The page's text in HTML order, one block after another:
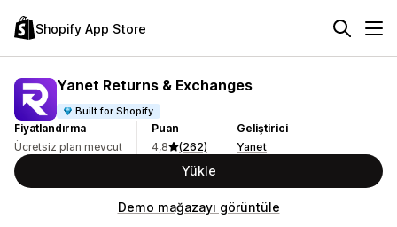
Shopify App Store
Yanet Returns & Exchanges
Built for Shopify
Fiyatlandırma
Ücretsiz plan mevcut
Puan
4,8
(262)
Geliştirici
Yanet
Yükle
Demo mağazayı görüntüle